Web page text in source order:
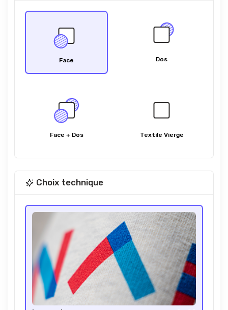
Face Dos
Face + Dos Textile Vierge
Choix technique